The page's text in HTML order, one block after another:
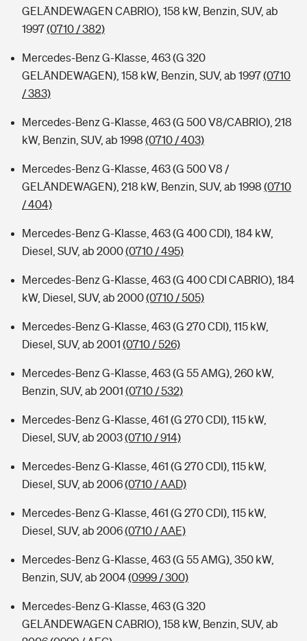
GELÄNDEWAGEN CABRIO), 158 kW, Benzin, SUV, ab
1997(0710 / 382)
Mercedes-Benz G-Klasse, 463 (G 320
GELÄNDEWAGEN), 158 kW, Benzin, SUV, ab 1997(0710
/ 383)
Mercedes-Benz G-Klasse, 463 (G 500 V8/CABRIO), 218
kW, Benzin, SUV, ab 1998 (0710 / 403)
Mercedes-Benz G-Klasse, 463 (G 500 V8 /
GELÄNDEWAGEN), 218 kW, Benzin, SUV, ab 1998 (0710
/ 404)
Mercedes-Benz G-Klasse, 463 (G 400 CDI), 184 kW,
Diesel, SUV, ab 2000(0710 / 495)
Mercedes-Benz G-Klasse, 463 (G 400 CDI CABRIO), 184
kW, Diesel, SUV, ab 2000(0710 / 505)
Mercedes-Benz G-Klasse, 463 (G 270 CDI), 115 kW,
Diesel, SUV, ab 2001 (0710 / 526)
Mercedes-Benz G-Klasse, 463 (G 55 AMG), 260 kW,
Benzin, SUV, ab 2001 (0710 / 532)
Mercedes-Benz G-Klasse, 461 (G 270 CDI), 115 kW,
Diesel, SUV, ab 2003(0710 / 914)
Mercedes-Benz G-Klasse, 461 (G 270 CDI), 115 kW,
Diesel, SUV, ab 2006(0710 / AAD)
Mercedes-Benz G-Klasse, 461 (G 270 CDI), 115 kW,
Diesel, SUV, ab 2006(0710 / AAE)
Mercedes-Benz G-Klasse, 463 (G 55 AMG), 350 kW,
Benzin, SUV, ab 2004(0999 / 300)
Mercedes-Benz G-Klasse, 463 (G 320
GELÄNDEWAGEN CABRIO), 158 kW, Benzin, SUV, ab